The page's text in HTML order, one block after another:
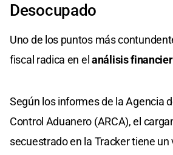
Desocupado
Uno de los puntos más
fiscal radica en elanálisis
Según los informes de la Agencia
Control Aduanero (ARCA), el
secuestrado en la Tracker tiene